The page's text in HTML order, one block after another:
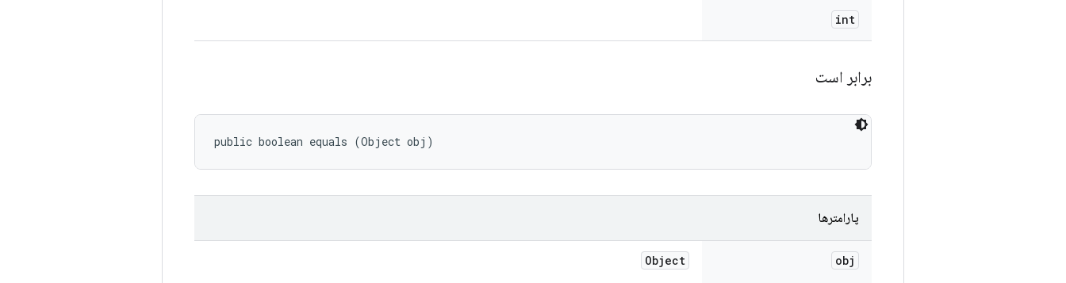
int
برابر است
public boolean equals (Object obj)
پارامترها
obj
Object